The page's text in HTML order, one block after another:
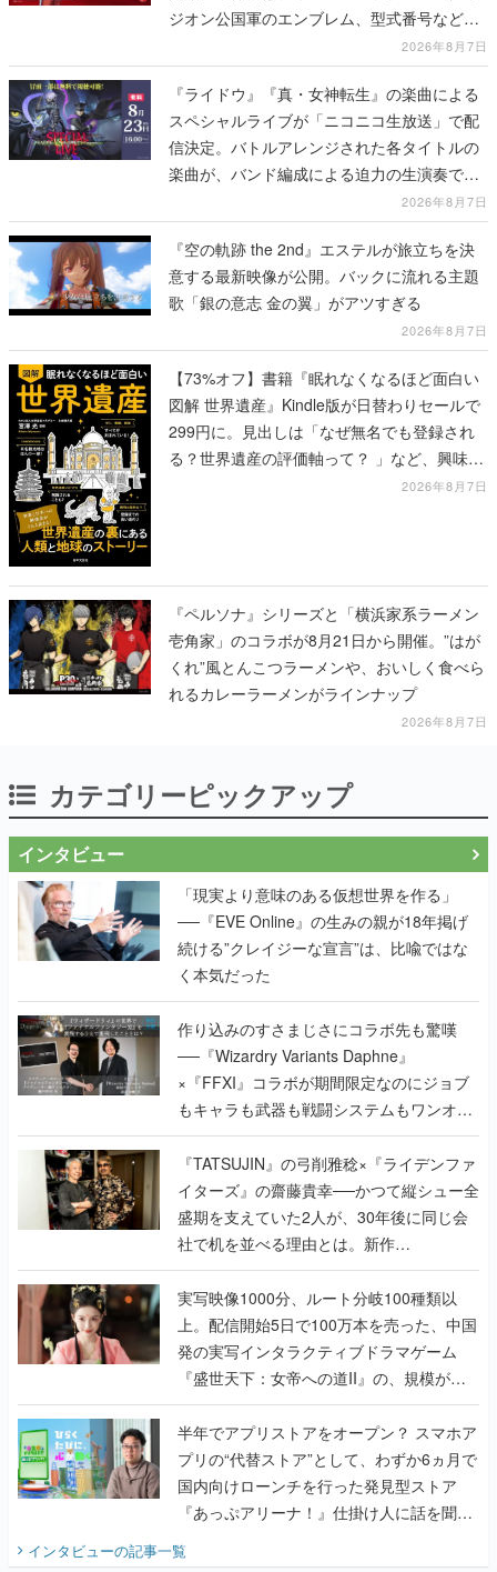
ジオン公国軍のエンブレム、型式番号などを
2026年8月7日
『ライドウ』『真・女神転生』の楽曲による
スペシャルライブが「ニコニコ生放送」で配
信決定。バトルアレンジされた各タイトルの
楽曲が、バンド編成による迫力の生演奏で披
露、冒頭部分は“無料”で視聴できる2026年8月7日
『空の軌跡 the 2nd』エステルが旅立ちを決
意する最新映像が公開。バックに流れる主題
歌「銀の意志 金の翼」がアツすぎる
2026年8月7日
【73%オフ】書籍『眠れなくなるほど面白い
図解 世界遺産』Kindle版が日替わりセールで
299円に。見出しは「なぜ無名でも登録され
る？世界遺産の評価軸って？ 」など、興味を
2026年8月7日
『ペルソナ』シリーズと「横浜家系ラーメン
壱角家」のコラボが8月21日から開催。”はが
くれ”風とんこつラーメンや、おいしく食べら
れるカレーラーメンがラインナップ
2026年8月7日
カテゴリーピックアップ
インタビュー
「現実より意味のある仮想世界を作る」
──『EVE Online』の生みの親が18年掲げ
続ける”クレイジーな宣言”は、比喩ではな
く本気だった
作り込みのすさまじさにコラボ先も驚嘆
──『Wizardry Variants Daphne』
×『FFXI』コラボが期間限定なのにジョブ
もキャラも武器も戦闘システムもワンオフ
で作り込まれた理由を両ディレクターに聞
く
『TATSUJIN』の弓削雅稔×『ライデンファ
イターズ』の齋藤貴幸──かつて縦シュー全
盛期を支えていた2人が、30年後に同じ会
社で机を並べる理由とは。新作
『TATSUJIN EXTREME』で初タッグを組
んだレジェンド2人に訊く開発秘話
実写映像1000分、ルート分岐100種類以
上。配信開始5日で100万本を売った、中国
発の実写インタラクティブドラマゲーム
『盛世天下：女帝への道II』の、規模が違
うこだわりをプロデューサーに聞いた
半年でアプリストアをオープン？ スマホア
プリの“代替ストア”として、わずか6ヵ月で
国内向けローンチを行った発見型ストア
『あっぷアリーナ！』仕掛け人に話を聞い
インタビューの記事一覧